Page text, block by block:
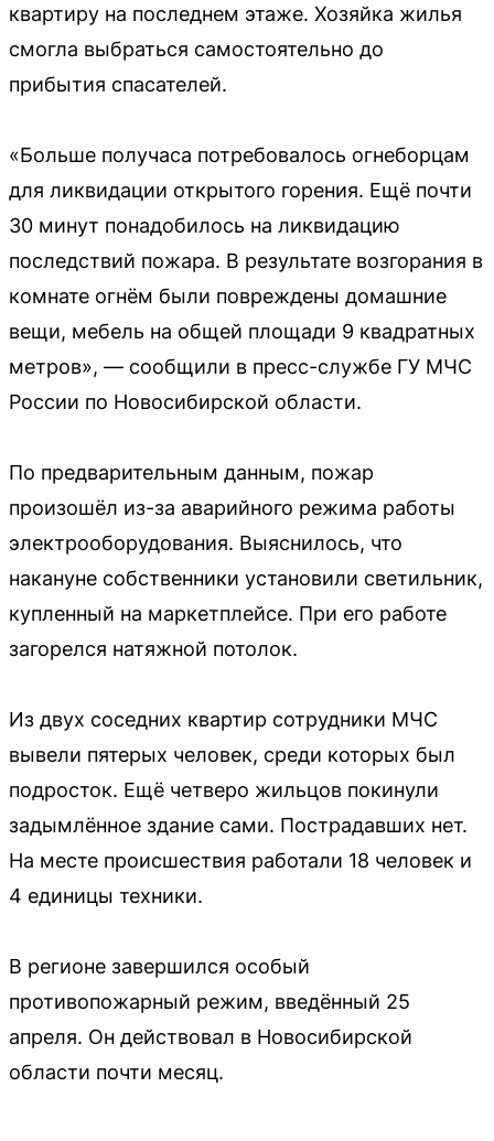
квартиру на последнем этаже. Хозяйка жилья
смогла выбраться самостоятельно до
прибытия спасателей.
«Больше получаса потребовалось огнеборцам
для ликвидации открытого горения. Ещё почти
30 минут понадобилось на ликвидацию
последствий пожара. В результате возгорания в
комнате огнём были повреждены домашние
вещи, мебель на общей площади 9 квадратных
метров», — сообщили в пресс-службе ГУ МЧС
России по Новосибирской области.
По предварительным данным, пожар
произошёл из-за аварийного режима работы
электрооборудования. Выяснилось, что
накануне собственники установили светильник,
купленный на маркетплейсе. При его работе
загорелся натяжной потолок.
Из двух соседних квартир сотрудники МЧС
вывели пятерых человек, среди которых был
подросток. Ещё четверо жильцов покинули
задымлённое здание сами. Пострадавших нет.
На месте происшествия работали 18 человек и
4 единицы техники.
В регионе завершился особый
противопожарный режим, введённый 25
апреля. Он действовал в Новосибирской
области почти месяц.